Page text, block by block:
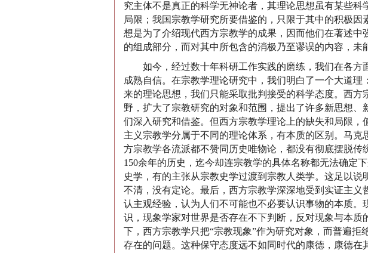
究主体不是真正的科学无神论者，其理论思想虽有某些
局限；我国宗教学研究所要借鉴的，只限于其中的积极
想是为了介绍现代西方宗教学的成果，因而他们在著述
的组成部分，而对其中所包含的消极乃至谬误的内容，未
如今，经过数十年科研工作实践的磨练，我们在各方
成熟自信。在宗教学理论研究中，我们明白了一个大道
来的理论思想，我们只能采取批判接受的科学态度。西
野，扩大了宗教研究的对象和范围，提出了许多新思想
们深入研究和借鉴。但西方宗教学理论上的缺失和局限
主义宗教学分属于不同的理论体系，有本质的区别。马
方宗教学各流派都不赞同历史唯物论，都没有彻底摆脱
150余年的历史，迄今却连宗教学的具体名称都无法确定
史学，有的主张从宗教史学过渡到宗教人类学。这足以
不清，没有定论。最后，西方宗教学深深地受到实证主
认主观经验，认为人们不可能也不必要认识事物的本质
识，现象学家对世界是否存在不下判断，反对现象与本
下，西方宗教学只把“宗教现象”作为研究对象，而普遍
存在的问题。这种保守态度远不如同时代的康德，康德